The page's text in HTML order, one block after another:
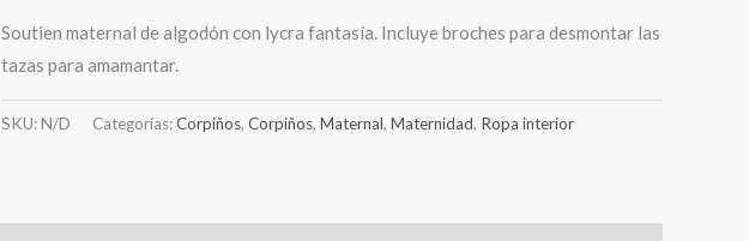
k p
Soutien maternal de algodón con lycra fantasía. Incluye broches para desmontar las
tazas para amamantar.
SKU:N/D Categorías:Corpiños, Corpiños, Maternal, Maternidad, Ropa interior